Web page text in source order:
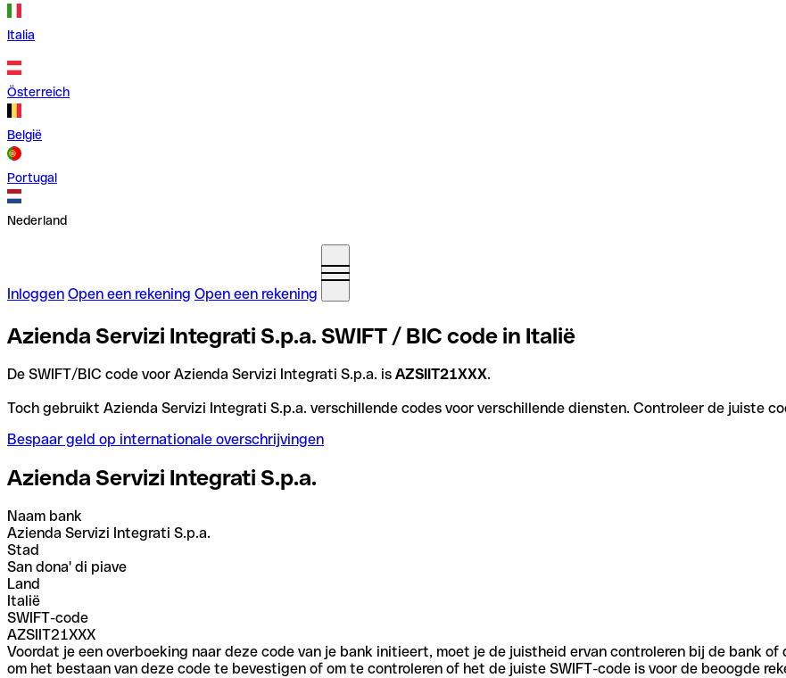
Italia
Österreich
België
Portugal
Nederland
Inloggen Open een rekening Open een rekening
Azienda Servizi Integrati S.p.a. SWIFT / BIC code in Italië
De SWIFT/BIC code voor Azienda Servizi Integrati S.p.a. is AZSIIT21XXX.
Toch gebruikt Azienda Servizi Integrati S.p.a. verschillende codes voor verschillende diensten. Controleer de juiste
Bespaar geld op internationale overschrijvingen
Azienda Servizi Integrati S.p.a.
Naam bank
Azienda Servizi Integrati S.p.a.
Stad
San dona' di piave
Land
Italië
SWIFT-code
AZSIIT21XXX
Voordat je een overboeking naar deze code van je bank initieert, moet je de juistheid ervan controleren bij de bank
om het bestaan van deze code te bevestigen of om te controleren of het de juiste SWIFT-code is voor de beoogde